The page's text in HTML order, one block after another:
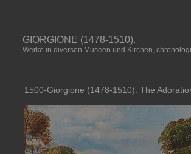
GIORGIONE (1478-1510).
Werke in diversen Museen und Kirchen,
1500-Giorgione (1478-1510). The